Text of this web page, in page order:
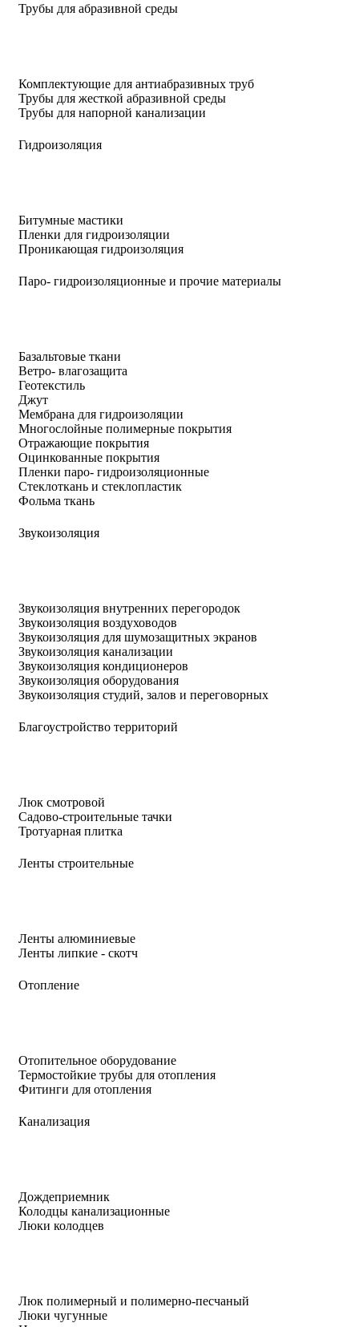
Трубы для абразивной среды
Комплектующие для антиабразивных труб
Трубы для жесткой абразивной среды
Трубы для напорной канализации
Гидроизоляция
Битумные мастики
Пленки для гидроизоляции
Проникающая гидроизоляция
Паро- гидроизоляционные и прочие материалы
Базальтовые ткани
Ветро- влагозащита
Геотекстиль
Джут
Мембрана для гидроизоляции
Многослойные полимерные покрытия
Отражающие покрытия
Оцинкованные покрытия
Пленки паро- гидроизоляционные
Стеклоткань и стеклопластик
Фольма ткань
Звукоизоляция
Звукоизоляция внутренних перегородок
Звукоизоляция воздуховодов
Звукоизоляция для шумозащитных экранов
Звукоизоляция канализации
Звукоизоляция кондиционеров
Звукоизоляция оборудования
Звукоизоляция студий, залов и переговорных
Благоустройство территорий
Люк смотровой
Садово-строительные тачки
Тротуарная плитка
Ленты строительные
Ленты алюминиевые
Ленты липкие - скотч
Отопление
Отопительное оборудование
Термостойкие трубы для отопления
Фитинги для отопления
Канализация
Дождеприемник
Колодцы канализационные
Люки колодцев
Люк полимерный и полимерно-песчаный
Люки чугунные